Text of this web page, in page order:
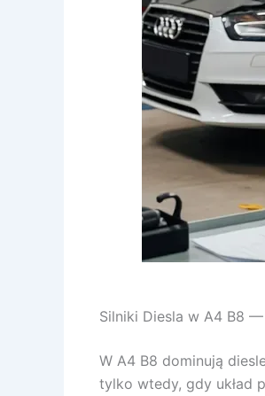
Silniki Diesla w A4 B8 —
W A4 B8 dominują
tylko wtedy, gdy układ